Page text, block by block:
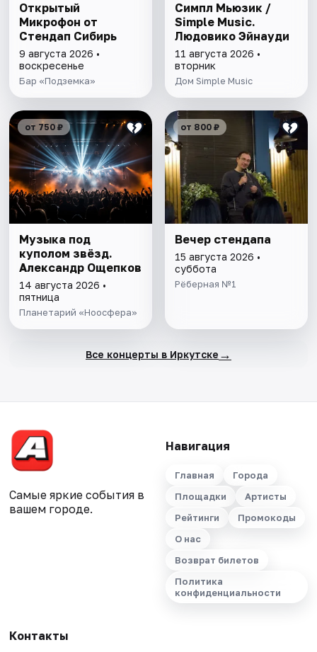
Открытый
Микрофон от
Стендап Сибирь
9 августа 2026 •
воскресенье
Бар «Подземка»
Симпл Мьюзик /
Simple Music.
Людовико Эйнауди
11 августа 2026 •
вторник
Дом Simple Music
от 750 ₽
Музыка под
куполом звёзд.
Александр Ощепков
14 августа 2026 •
пятница
Планетарий «Ноосфера»
от 800 ₽
Вечер стендапа
15 августа 2026 •
суббота
Рёберная №1
Все концерты в Иркутске →
Самые яркие события в
вашем городе.
Навигация
Главная
Города
Площадки
Артисты
Рейтинги
Промокоды
О нас
Возврат билетов
Политика
конфиденциальности
Контакты